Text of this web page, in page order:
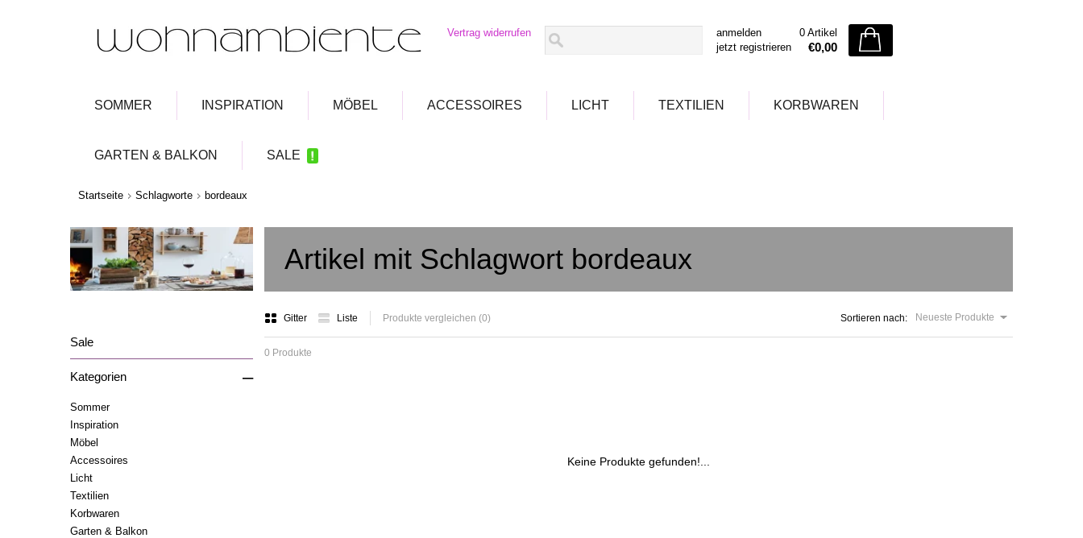
Vertrag widerrufen
anmelden
jetzt registrieren
0 Artikel
€0,00
SOMMER INSPIRATION MÖBEL ACCESSOIRES LICHT TEXTILIEN KORBWAREN
GARTEN & BALKON SALE
Startseite Schlagworte bordeaux
Artikel mit Schlagwort bordeaux
Gitter Liste Produkte vergleichen (0) Sortieren nach: Neueste Produkte
0 Produkte
Keine Produkte gefunden!...
Sale
Kategorien –
Sommer
Inspiration
Möbel
Accessoires
Licht
Textilien
Korbwaren
Garten & Balkon